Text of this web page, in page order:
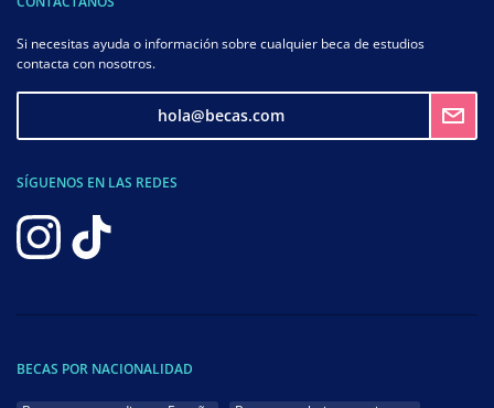
Si necesitas ayuda o información sobre cualquier beca de estudios
contacta con nosotros.
hola@becas.com
SÍGUENOS EN LAS REDES
BECAS POR NACIONALIDAD